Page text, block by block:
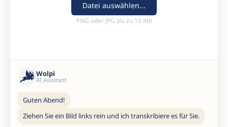
Datei auswählen...
PNG oder JPG bis zu 10 Mb
Wolpi
AI Assistant
Guten Abend!
Ziehen Sie ein Bild links rein und ich transkribiere es für Sie.